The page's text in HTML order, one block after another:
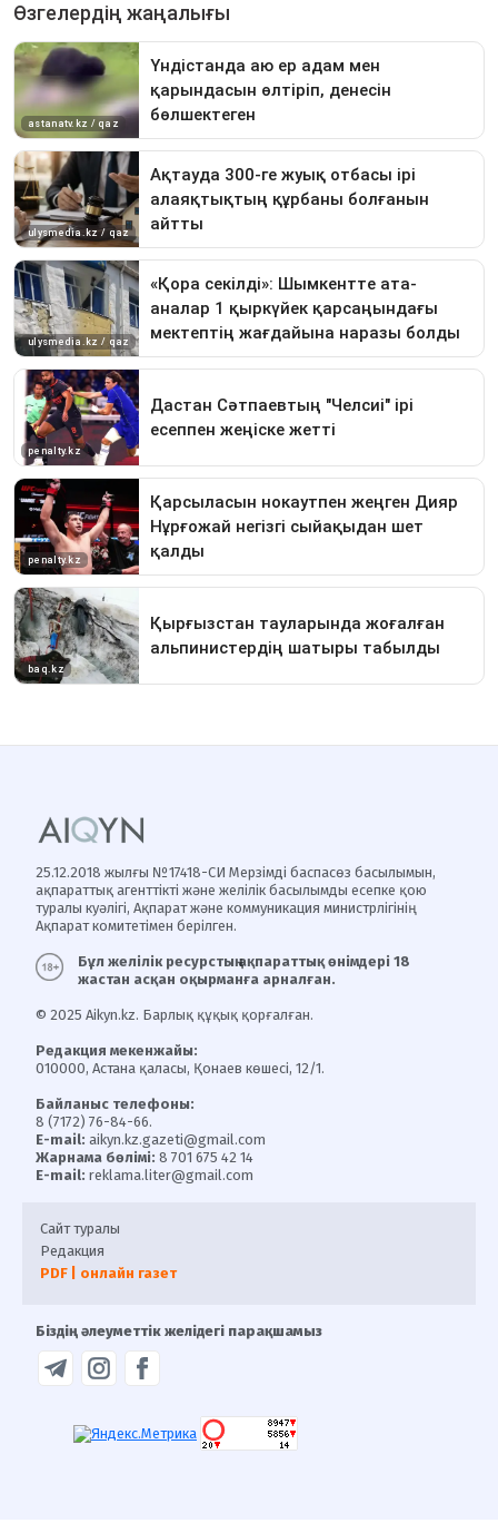
25.12.2018 жылғы №17418-СИ Мерзімді баспасөз басылымын,
ақпараттық агенттікті және желілік басылымды есепке қою
туралы куәлігі, Ақпарат және коммуникация министрлігінің
Ақпарат комитетімен берілген.
Бұл желілік ресурстың ақпараттық өнімдері 18
жастан асқан оқырманға арналған.
© 2025 Aikyn.kz. Барлық құқық қорғалған.
Редакция мекенжайы:
010000, Астана қаласы, Қонаев көшесі, 12/1.
Байланыс телефоны:
8 (7172) 76-84-66.
E-mail: aikyn.kz.gazeti@gmail.com
Жарнама бөлімі: 8 701 675 42 14
E-mail: reklama.liter@gmail.com
Сайт туралы
Редакция
PDF | онлайн газет
Біздің әлеуметтік желідегі парақшамыз